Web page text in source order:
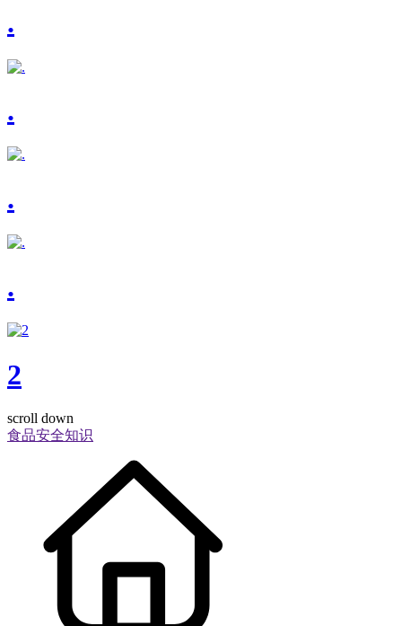
.
.
.
.
2
scroll down
食品安全知识